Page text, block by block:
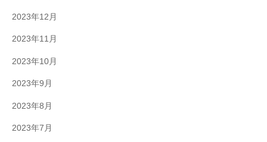
2023年12月
2023年11月
2023年10月
2023年9月
2023年8月
2023年7月